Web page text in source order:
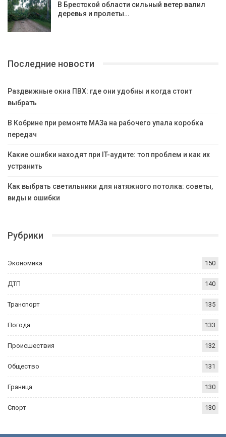
В Брестской области сильный ветер валил
деревья и пролеты…
Последние новости
Раздвижные окна ПВХ: где они удобны и когда стоит
выбрать
В Кобрине при ремонте МАЗа на рабочего упала коробка
передач
Какие ошибки находят при IT-аудите: топ проблем и как их
устранить
Как выбрать светильники для натяжного потолка: советы,
виды и ошибки
Рубрики
Экономика 150
ДТП 140
Транспорт 135
Погода 133
Происшествия 132
Общество 131
Граница 130
Спорт 130